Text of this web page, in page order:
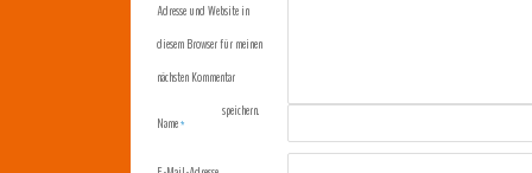
Name*
Adresse und Website in
diesem Browser für meinen
nächsten Kommentar
speichern.